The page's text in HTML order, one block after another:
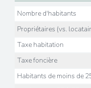
Nombre d'habitants
Propriétaires (vs.
Taxe habitation
Taxe foncière
Habitants de moins de